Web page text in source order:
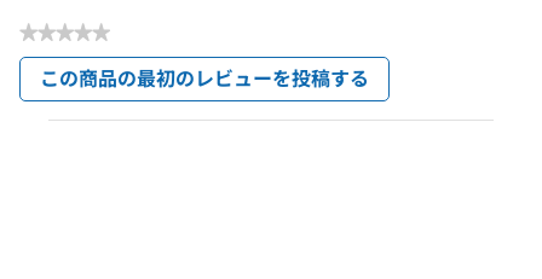
検
索
す
る
★★★★★
評
値
この商品の最初のレビューを投稿する
.
こ